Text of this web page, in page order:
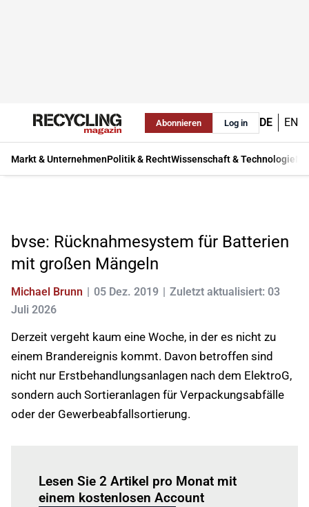
Abonnieren Log in DE EN
Markt & UnternehmenPolitik & RechtWissenschaft & Technologie
bvse: Rücknahmesystem für Batterien
mit großen Mängeln
Michael Brunn 05 Dez. 2019
Zuletzt aktualisiert: 03
Juli 2026
Derzeit vergeht kaum eine Woche, in der es nicht zu
einem Brandereignis kommt. Davon betroffen sind
nicht nur Erstbehandlungsanlagen nach dem ElektroG,
sondern auch Sortieranlagen für Verpackungsabfälle
oder der Gewerbeabfallsortierung.
Lesen Sie 2 Artikel pro Monat mit
einem kostenlosen Account